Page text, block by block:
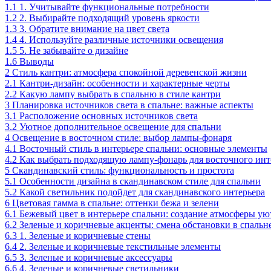
1.1 1. Учитывайте функциональные потребности
1.2 2. Выбирайте подходящий уровень яркости
1.3 3. Обратите внимание на цвет света
1.4 4. Используйте различные источники освещения
1.5 5. Не забывайте о дизайне
1.6 Выводы
2 Стиль кантри: атмосфера спокойной деревенской жизни
2.1 Кантри-дизайн: особенности и характерные черты
2.2 Какую лампу выбрать в спальню в стиле кантри
3 Планировка источников света в спальне: важные аспекты
3.1 Расположение основных источников света
3.2 Уютное дополнительное освещение для спальни
4 Освещение в восточном стиле: выбор лампы-фонаря
4.1 Восточный стиль в интерьере спальни: основные элементы
4.2 Как выбрать подходящую лампу-фонарь для восточного
5 Скандинавский стиль: функциональность и простота
5.1 Особенности дизайна в скандинавском стиле для спальни
5.2 Какой светильник подойдет для скандинавского интерьера
6 Цветовая гамма в спальне: оттенки бежа и зелени
6.1 Бежевый цвет в интерьере спальни: создание атмосферы
6.2 Зеленые и коричневые акценты: смена обстановки в
6.3 1. Зеленые и коричневые стены
6.4 2. Зеленые и коричневые текстильные элементы
6.5 3. Зеленые и коричневые аксессуары
6.6 4. Зеленые и коричневые светильники